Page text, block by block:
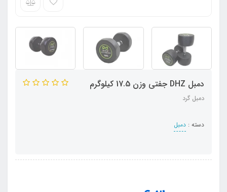
دمبل DHZ جفتی وزن 17.5 کیلوگرم
دمبل گرد
دسته : دمبل